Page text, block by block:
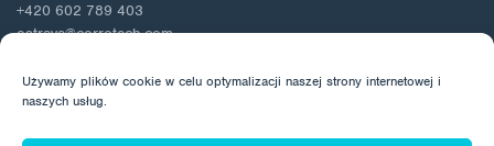
Używamy plików cookie w celu optymalizacji naszej strony internetowej i
naszych usług.
+420 602 789 403
ostrava@corrotech.com